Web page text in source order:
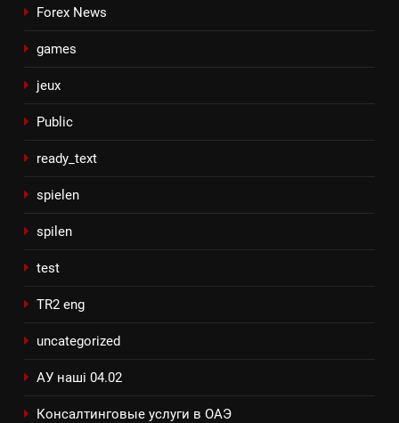
Forex News
games
jeux
Public
ready_text
spielen
spilen
test
TR2 eng
uncategorized
АУ наші 04.02
Консалтинговые услуги в ОАЭ